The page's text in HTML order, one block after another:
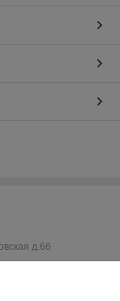
д.66